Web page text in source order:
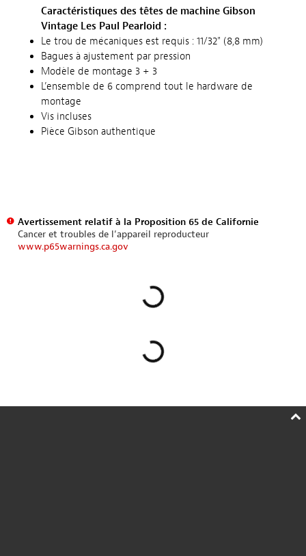
Caractéristiques des têtes de machine Gibson
Vintage Les Paul Pearloid :
Le trou de mécaniques est requis : 11/32" (8,8 mm)
Bagues à ajustement par pression
Modèle de montage 3 + 3
L’ensemble de 6 comprend tout le hardware de
montage
Vis incluses
Pièce Gibson authentique
Avertissement relatif à la Proposition 65 de Californie
Cancer et troubles de l’appareil reproducteur
www.p65warnings.ca.gov